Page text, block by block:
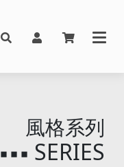
風格系列
▪▪▪ SERIES